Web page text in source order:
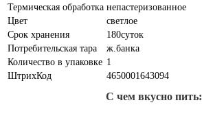
Термическая обработка непастеризованное
Цвет
светлое
Срок хранения
180суток
Потребительская тара
ж.банка
Количество в упаковке 1
ШтрихКод
4650001643094
С чем вкусно пить: